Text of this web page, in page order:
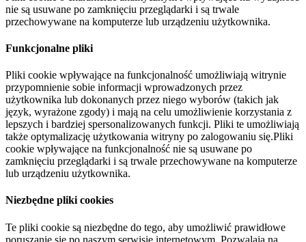
nie są usuwane po zamknięciu przeglądarki i są trwale
przechowywane na komputerze lub urządzeniu użytkownika.
Funkcjonalne pliki
Pliki cookie wpływające na funkcjonalność umożliwiają witrynie
przypomnienie sobie informacji wprowadzonych przez
użytkownika lub dokonanych przez niego wyborów (takich jak
język, wyrażone zgody) i mają na celu umożliwienie korzystania z
lepszych i bardziej spersonalizowanych funkcji. Pliki te umożliwiają
także optymalizację użytkowania witryny po zalogowaniu się.Pliki
cookie wpływające na funkcjonalność nie są usuwane po
zamknięciu przeglądarki i są trwale przechowywane na komputerze
lub urządzeniu użytkownika.
Niezbędne pliki cookies
Te pliki cookie są niezbędne do tego, aby umożliwić prawidłowe
poruszanie się po naszym serwisie internetowym. Pozwalają na